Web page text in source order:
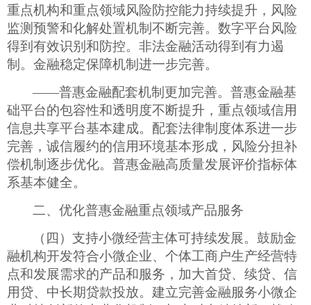
重点机构和重点领域风险防控能力持续提升，风险
监测预警和化解处置机制不断完善。数字平台风险
得到有效识别和防控。非法金融活动得到有力遏
制。金融稳定保障机制进一步完善。
——普惠金融配套机制更加完善。普惠金融基
础平台的包容性和透明度不断提升，重点领域信用
信息共享平台基本建成。配套法律制度体系进一步
完善，诚信履约的信用环境基本形成，风险分担补
偿机制逐步优化。普惠金融高质量发展评价指标体
系基本健全。
二、优化普惠金融重点领域产品服务
（四）支持小微经营主体可持续发展。鼓励金
融机构开发符合小微企业、个体工商户生产经营特
点和发展需求的产品和服务，加大首贷、续贷、信
用贷、中长期贷款投放。建立完善金融服务小微企